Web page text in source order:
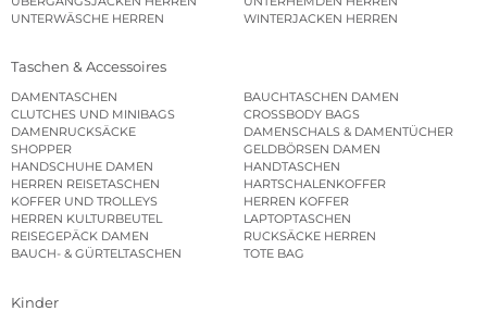
UNTERWÄSCHE HERREN
WINTERJACKEN HERREN
Taschen & Accessoires
DAMENTASCHEN
BAUCHTASCHEN DAMEN
CLUTCHES UND MINIBAGS
CROSSBODY BAGS
DAMENRUCKSÄCKE
DAMENSCHALS & DAMENTÜCHER
SHOPPER
GELDBÖRSEN DAMEN
HANDSCHUHE DAMEN
HANDTASCHEN
HERREN REISETASCHEN
HARTSCHALENKOFFER
KOFFER UND TROLLEYS
HERREN KOFFER
HERREN KULTURBEUTEL
LAPTOPTASCHEN
REISEGEPÄCK DAMEN
RUCKSÄCKE HERREN
BAUCH- & GÜRTELTASCHEN
TOTE BAG
Kinder